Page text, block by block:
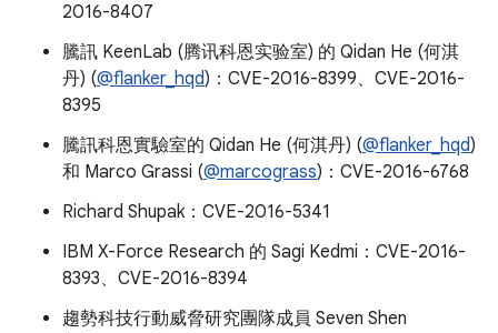
2016-8407
騰訊 KeenLab (腾讯科恩实验室) 的 Qidan He (何淇
丹) (@flanker_hqd)：CVE-2016-8399、CVE-2016-
8395
騰訊科恩實驗室的 Qidan He (何淇丹) (@flanker_hqd)
和 Marco Grassi (@marcograss)：CVE-2016-6768
Richard Shupak：CVE-2016-5341
IBM X-Force Research 的 Sagi Kedmi：CVE-2016-
8393、CVE-2016-8394
趨勢科技行動威脅研究團隊成員 Seven Shen